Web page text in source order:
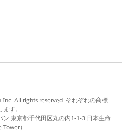
は、自動的にトリガーされる送
せん。ボットや Agentforce で
ないため、サービス担当者はこ
する必要があります。
ちしております。
All rights reserved. それぞれの商標
す。
東京都千代田区丸の内1-1-3 日本生命
）